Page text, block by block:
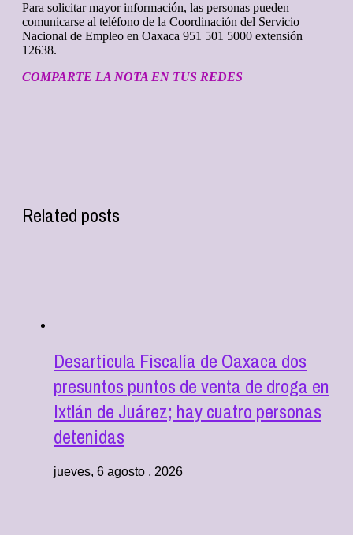
Para solicitar mayor información, las personas pueden
comunicarse al teléfono de la Coordinación del Servicio
Nacional de Empleo en Oaxaca 951 501 5000 extensión
12638.
COMPARTE LA NOTA EN TUS REDES
Related posts
Desarticula Fiscalía de Oaxaca dos
presuntos puntos de venta de droga en
Ixtlán de Juárez; hay cuatro personas
detenidas
jueves, 6 agosto , 2026